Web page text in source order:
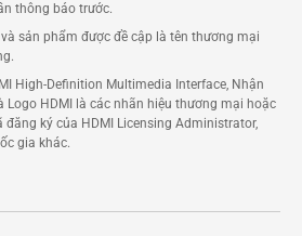
thông báo trước.
sản phẩm được đề cập là tên thương mại
High-Definition Multimedia Interface, Nhận
Logo HDMI là các nhãn hiệu thương mại hoặc
ký của HDMI Licensing Administrator,
gia khác.